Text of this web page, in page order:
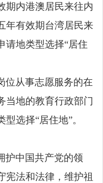
期内港澳居民来往内
年有效期台湾居民来
请地类型选择“居住
位从事志愿服务的在
当地的教育行政部门
选择“居住地”。
护中国共产党的领
宪法和法律，维护祖